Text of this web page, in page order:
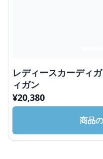
レディースカーディ
ィガン
¥20,380
商品